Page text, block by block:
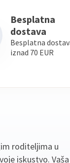
Besplatna
dostava
Besplatna
iznad 70 EUR
roditeljima u
iskustvo. Vaša